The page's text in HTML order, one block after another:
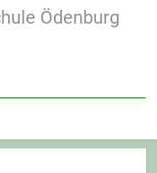
Ödenburg